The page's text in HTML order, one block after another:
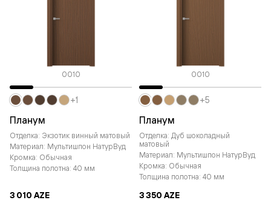
0010
Планум
Отделка: Экзотик винный матовый
Материал: Мультишпон НатурВуд
Кромка: Обычная
Толщина полотна: 40 мм
3 010 AZE
+1
0010
Планум
Отделка: Дуб шоколадный
матовый
Материал: Мультишпон НатурВуд
Кромка: Обычная
Толщина полотна: 40 мм
3 350 AZE
+5